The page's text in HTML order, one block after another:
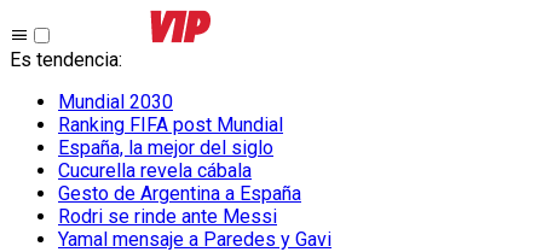
Es tendencia:
Mundial 2030
Ranking FIFA post Mundial
España, la mejor del siglo
Cucurella revela cábala
Gesto de Argentina a España
Rodri se rinde ante Messi
Yamal mensaje a Paredes y Gavi